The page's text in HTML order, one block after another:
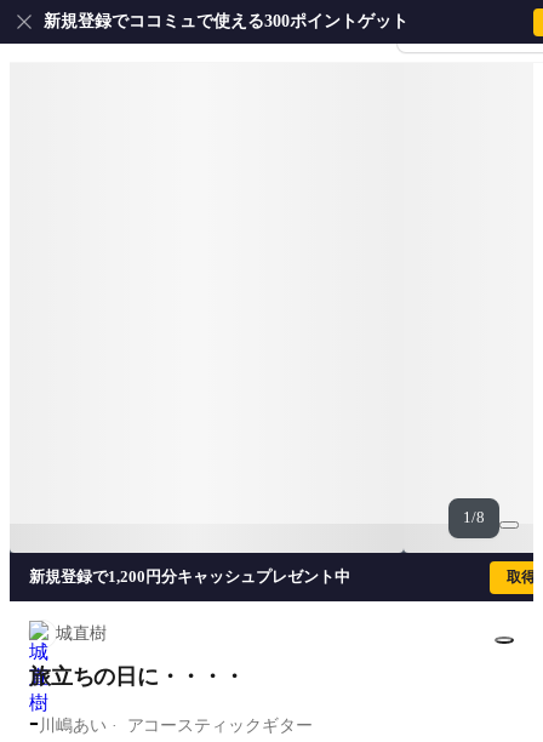
会員登録・ログイ
新規登録でココミュで使える300ポイントゲット
1/8
新規登録で1,200円分キャッシュプレゼント中 取得
城直樹
旅立ちの日に・・・・
-川嶋あい アコースティックギター